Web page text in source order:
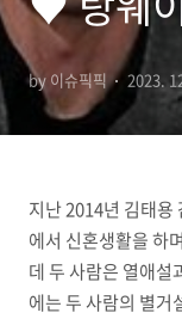
식에 모
by 이슈픽픽 2023.
지난 2014년 김태용
에서 신혼생활을 하
데 두 사람은 열애설
에는 두 사람의 별거